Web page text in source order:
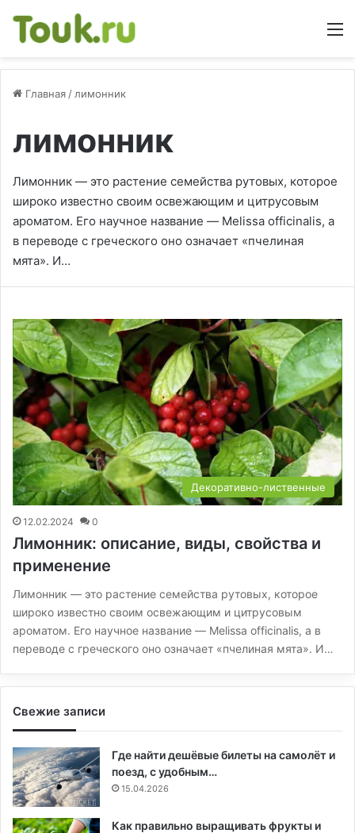
Главная / лимонник
лимонник
Лимонник — это растение семейства рутовых, которое
широко известно своим освежающим и цитрусовым
ароматом. Его научное название — Melissa officinalis, а
в переводе с греческого оно означает «пчелиная
мята». И…
Декоративно-лиственные
12.02.2024 0
Лимонник: описание, виды, свойства и
применение
Лимонник — это растение семейства рутовых, которое
широко известно своим освежающим и цитрусовым
ароматом. Его научное название — Melissa officinalis, а в
переводе с греческого оно означает «пчелиная мята». И…
Свежие записи
Где найти дешёвые билеты на самолёт и
поезд, с удобным…
15.04.2026
Как правильно выращивать фрукты и